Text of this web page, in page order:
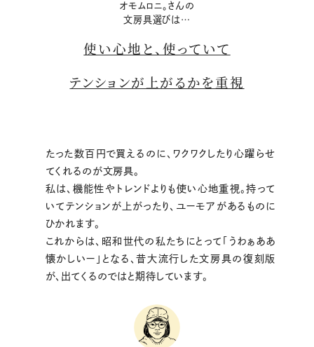
オモムロニ。さんの
文房具選びは…
使い心地と、使っていて
テンションが上がるかを重視
たった数百円で買えるのに、ワクワクしたり心躍らせ
てくれるのが文房具。
私は、機能性やトレンドよりも使い心地重視。持って
いてテンションが上がったり、ユーモアがあるものに
ひかれます。
これからは、昭和世代の私たちにとって「うわぁああ
懐かしいー」となる、昔大流行した文房具の復刻版
が、出てくるのではと期待しています。